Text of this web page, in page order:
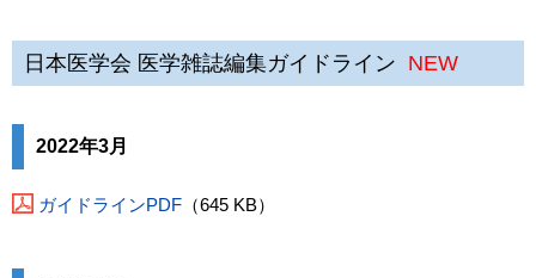
日本医学会 医学雑誌編集ガイドライン NEW
2022年3月
ガイドラインPDF （645 KB）